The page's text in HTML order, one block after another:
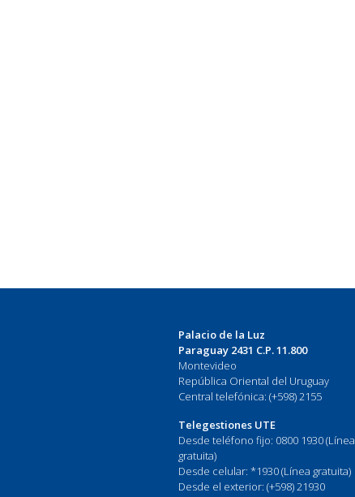
Palacio de la Luz
Paraguay 2431 C.P. 11.800
Montevideo
República Oriental del Uruguay
Central telefónica: (+598) 2155
Telegestiones UTE
Desde teléfono fijo: 0800 1930 (Línea
gratuita)
Desde celular: *1930 (Línea gratuita)
Desde el exterior: (+598) 21930